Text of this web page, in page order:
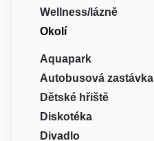
Wellness/lázně
Okolí
Aquapark
Autobusová zastávka
Dětské hřiště
Diskotéka
Divadlo